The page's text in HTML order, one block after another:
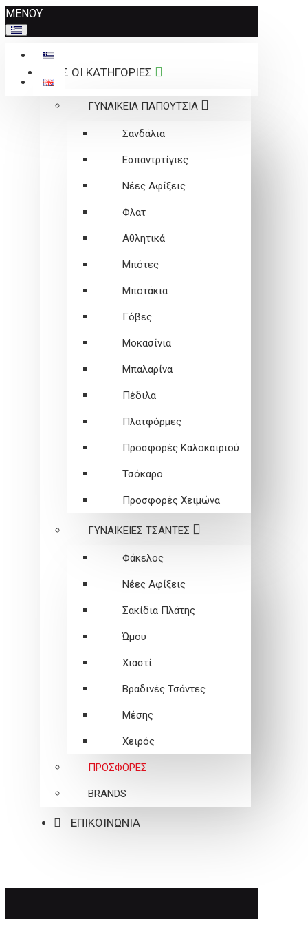
Σημείωση:
Αυτός
ο
ιστότοπος
περιλαμβάνει
ΜΕΝΟΥ
ΟΛΕΣ ΟΙ ΚΑΤΗΓΟΡΙΕΣ
ΓΥΝΑΙΚΕΙΑ ΠΑΠΟΥΤΣΙΑ
Σανδάλια
Εσπαντρτίγιες
Νέες Αφίξεις
Φλατ
Αθλητικά
Μπότες
Μποτάκια
Γόβες
Μοκασίνια
Μπαλαρίνα
Πέδιλα
Πλατφόρμες
Προσφορές Καλοκαιριού
Τσόκαρο
Προσφορές Χειμώνα
ΓΥΝΑΙΚΕΙEΣ ΤΣΑΝΤΕΣ
Φάκελος
Νέες Αφίξεις
Σακίδια Πλάτης
Ώμου
Χιαστί
Βραδινές Τσάντες
Μέσης
Χειρός
ΠΡΟΣΦΟΡΕΣ
BRANDS
ΕΠΙΚΟΙΝΩΝΙΑ